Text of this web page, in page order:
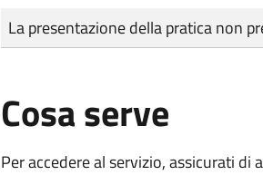
Tipo di pagamento
Importo
La presentazione della pratica non
Cosa serve
Per accedere al servizio, assicurati di